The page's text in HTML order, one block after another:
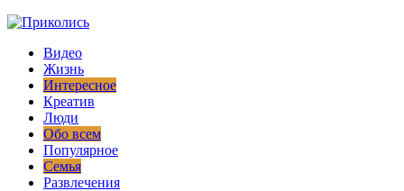
Видео
Жизнь
Интересное
Креатив
Люди
Обо всем
Популярное
Семья
Развлечения